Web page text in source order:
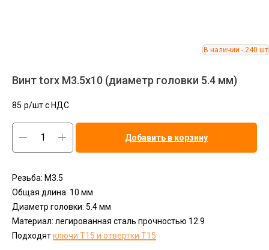
Винт torx M3.5x10 (диаметр головки 5.4 мм)
85 р/шт c НДС
Добавить в корзину
Резьба: М3.5
Общая длина: 10 мм
Диаметр головки: 5.4 мм
Материал: легированная сталь прочностью 12.9
Подходятключи Т15 и отвертки Т15